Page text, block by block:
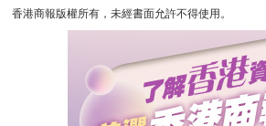
香港商報版權所有，未經書面允許不得使用。